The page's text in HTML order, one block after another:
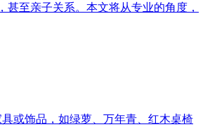
至亲子关系。本文将从专业的角度，
或饰品，如绿萝、万年青、红木桌椅